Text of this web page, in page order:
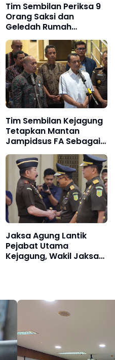
Tim Sembilan Periksa 9
Orang Saksi dan
Geledah Rumah
Tersangka NH Terkait
Penanganan Perkara FA
Tim Sembilan Kejagung
Tetapkan Mantan
Jampidsus FA Sebagai
Tersangka Dugaan
TPPU Langsung
Dijebloskan ke Rutan
KPK
Jaksa Agung Lantik
Pejabat Utama
Kejagung, Wakil Jaksa
Institusi